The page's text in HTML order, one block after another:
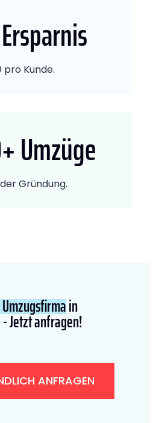
pro Kunde.
+ Umzüge
Gründung.
in
Jetzt anfragen!
ANFRAGEN